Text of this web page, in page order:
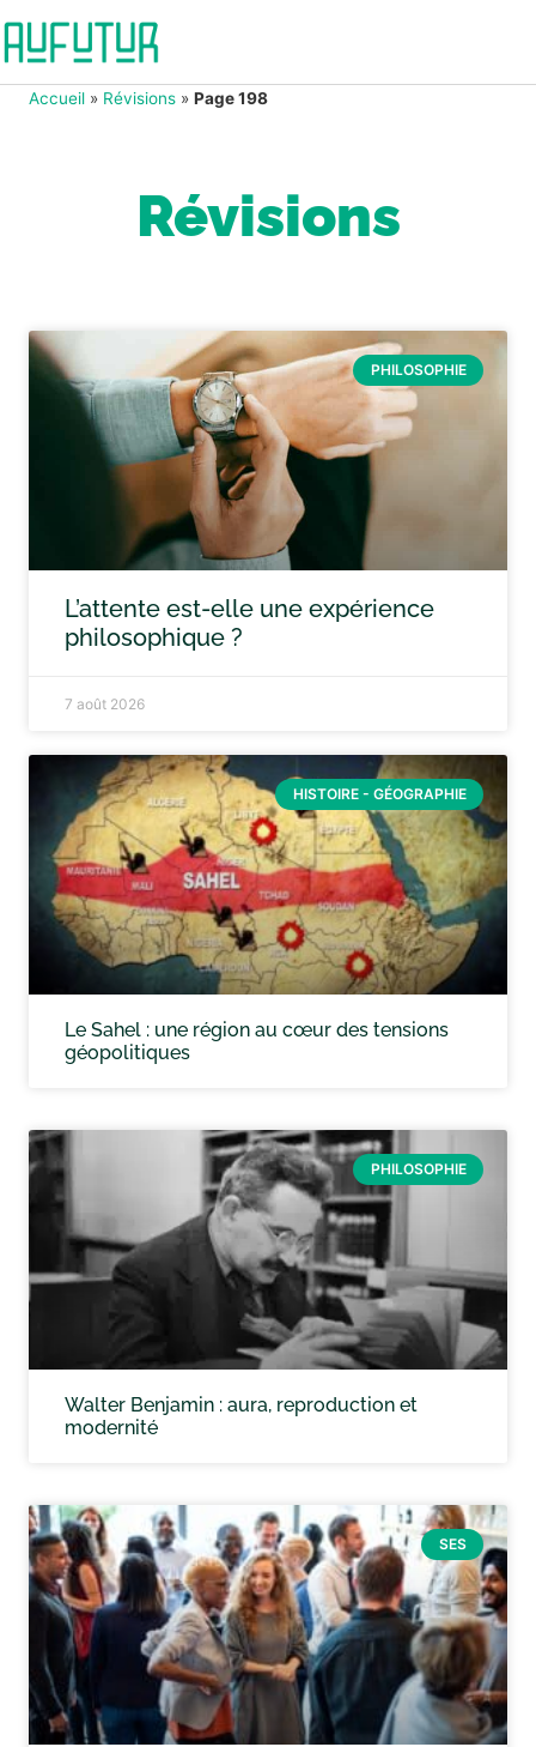
Accueil » Révisions » Page 198
Révisions
PHILOSOPHIE
L’attente est-elle une expérience
philosophique ?
7 août 2026
HISTOIRE - GÉOGRAPHIE
Le Sahel : une région au cœur des tensions
géopolitiques
PHILOSOPHIE
Walter Benjamin : aura, reproduction et
modernité
SES